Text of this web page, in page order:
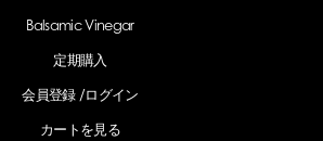
Balsamic Vinegar
定期購入
会員登録 /ログイン
カートを見る